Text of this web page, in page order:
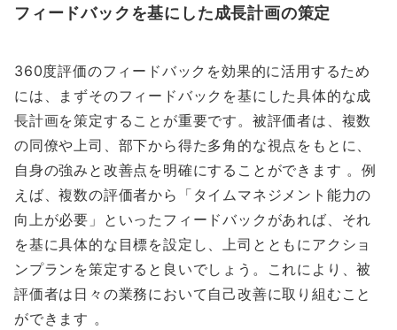
フィードバックを基にした成長計画の策定
360度評価のフィードバックを効果的に活用するため
には、まずそのフィードバックを基にした具体的な成
長計画を策定することが重要です。被評価者は、複数
の同僚や上司、部下から得た多角的な視点をもとに、
自身の強みと改善点を明確にすることができます 。例
えば、複数の評価者から「タイムマネジメント能力の
向上が必要」といったフィードバックがあれば、それ
を基に具体的な目標を設定し、上司とともにアクショ
ンプランを策定すると良いでしょう。これにより、被
評価者は日々の業務において自己改善に取り組むこと
ができます 。